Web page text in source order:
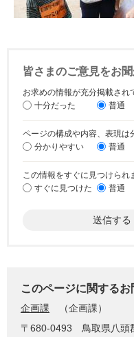
皆さまのご意見をお
お求めの情報が充分掲載され
十分だった
普通
ページの構成や内容、表現は
分かりやすい
普通
この情報をすぐに見つけられ
すぐに見つけた
普通
このページに関する
企画課
企画課
〒680-0493
鳥取県八頭